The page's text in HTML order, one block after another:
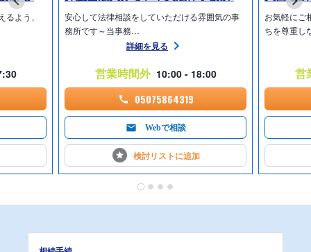
よう、
安心して法律相談をしていただける雰囲気の事
務所です～当事務…
詳細を見る
営業時間外 10:00 - 18:00
05075864319
Webで相談
検討リストに追加
お気軽にご
ちを尊重
営